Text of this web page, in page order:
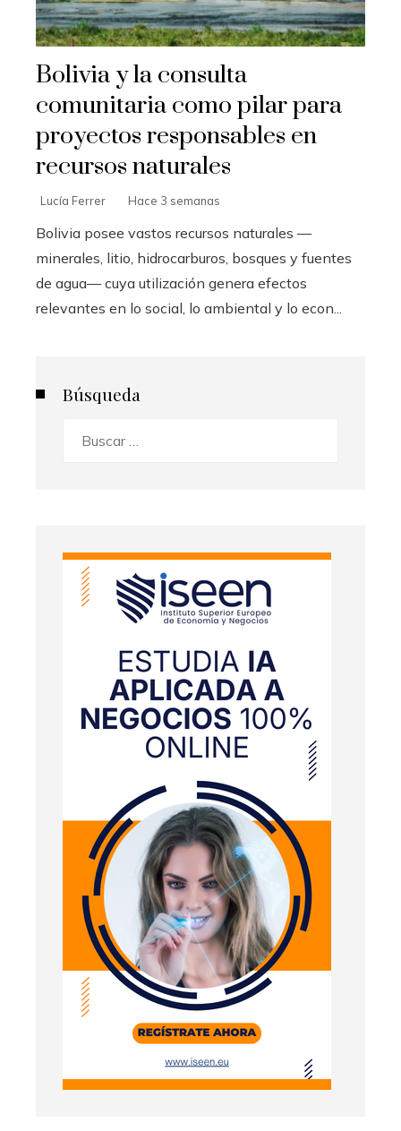
Bolivia y la consulta
comunitaria como pilar para
proyectos responsables en
recursos naturales
Lucía Ferrer Hace 3 semanas
Bolivia posee vastos recursos naturales —
minerales, litio, hidrocarburos, bosques y fuentes
de agua— cuya utilización genera efectos
relevantes en lo social, lo ambiental y lo econ...
Búsqueda